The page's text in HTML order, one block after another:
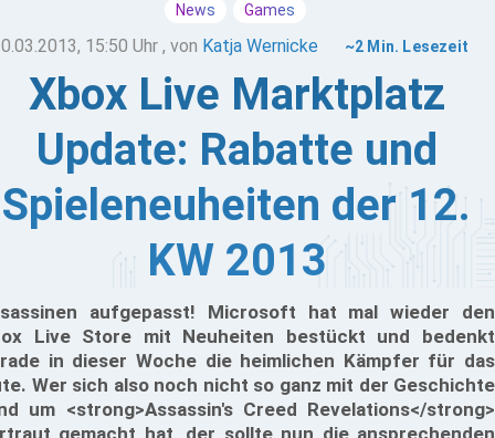
News Games
15:50 Uhr , von Katja Wernicke ~2 Min. Lesezeit
Xbox Live Marktplatz
Update: Rabatte und
Spieleneuheiten der 12.
KW 2013
aufgepasst! Microsoft hat mal wieder den
Live Store mit Neuheiten bestückt und bedenkt
in dieser Woche die heimlichen Kämpfer für das
Wer sich also noch nicht so ganz mit der Geschichte
um <strong>Assassin's Creed Revelations</strong>
gemacht hat, der sollte nun die ansprechenden